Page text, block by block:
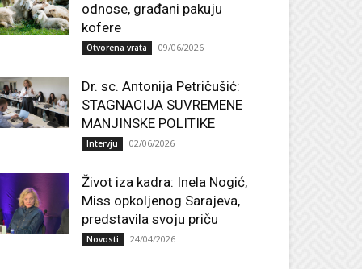
odnose, građani pakuju
kofere
Otvorena vrata 09/06/2026
Dr. sc. Antonija Petričušić:
STAGNACIJA SUVREMENE
MANJINSKE POLITIKE
Intervju 02/06/2026
Život iza kadra: Inela Nogić,
Miss opkoljenog Sarajeva,
predstavila svoju priču
Novosti 24/04/2026